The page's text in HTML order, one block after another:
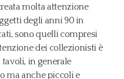
molta attenzione
degli anni 90 in
sono quelli compresi
dei collezionisti è
in generale
ma anche piccoli e